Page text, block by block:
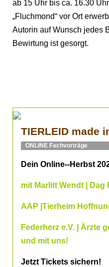
ab 15 Uhr bis ca. 16.30
„Fluchmond“ vor Ort
Autorin auf Wunsch jedes
Bewirtung ist gesorgt.
TIERLEID made
ONLINE Fachvorträge
Dein Online--Herbst
mit Marlitt Wendt | Dag
AAP |Tierheim
Federherz e.V. | Ärzte
und mit uns!
Jetzt Tickets sichern!